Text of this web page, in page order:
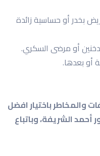
بخدر أو حساسية زائدة
أو مرضى السكري.
أو بعدها.
باختيار افضل
الشريفة، وباتباع